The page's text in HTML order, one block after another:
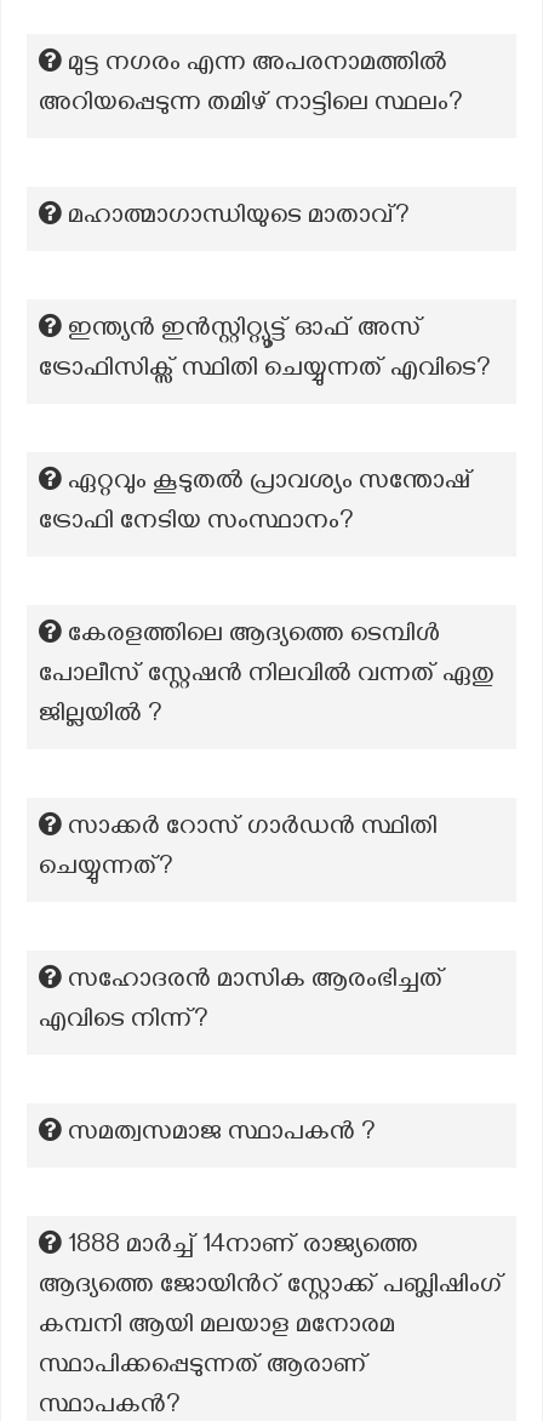
മുട്ട നഗരം എന്ന അപരനാമത്തിൽ
അറിയപ്പെടുന്ന തമിഴ് നാട്ടിലെ സ്ഥലം?
മഹാത്മാഗാന്ധിയുടെ മാതാവ്?
ഇന്ത്യൻ ഇൻസ്റ്റിറ്റ്യൂട്ട് ഓഫ് അസ്
ട്രോഫിസിക്സ് സ്ഥിതി ചെയ്യുന്നത് എവിടെ?
ഏറ്റവും കൂടുതൽ പ്രാവശ്യം സന്തോഷ്
ട്രോഫി നേടിയ സംസ്ഥാനം?
കേരളത്തിലെ ആദ്യത്തെ ടെമ്പിൾ
പോലീസ് സ്റ്റേഷൻ നിലവിൽ വന്നത് ഏതു
ജില്ലയിൽ ?
സാക്കർ റോസ് ഗാർഡൻ സ്ഥിതി
ചെയ്യുന്നത്?
സഹോദരൻ മാസിക ആരംഭിച്ചത്
എവിടെ നിന്ന്?
സമത്വസമാജ സ്ഥാപകൻ ?
1888 മാർച്ച് 14നാണ് രാജ്യത്തെ
ആദ്യത്തെ ജോയിൻറ് സ്റ്റോക്ക് പബ്ലിഷിംഗ്
കമ്പനി ആയി മലയാള മനോരമ
സ്ഥാപിക്കപ്പെടുന്നത് ആരാണ്
സ്ഥാപകൻ?